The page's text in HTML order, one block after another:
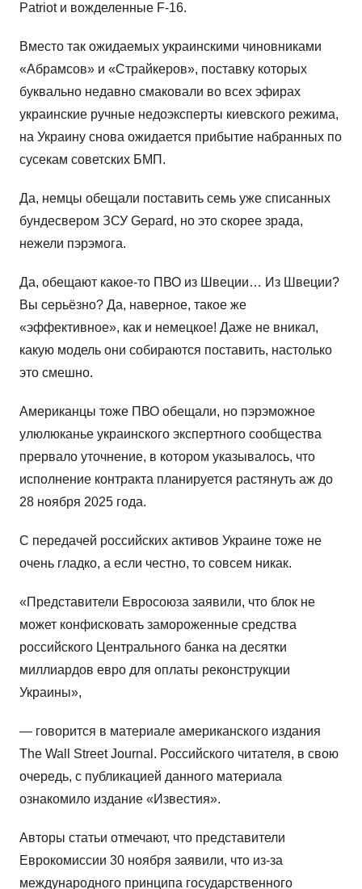
Patriot и вожделенные F-16.
Вместо так ожидаемых украинскими чиновниками
«Абрамсов» и «Страйкеров», поставку которых
буквально недавно смаковали во всех эфирах
украинские ручные недоэксперты киевского режима,
на Украину снова ожидается прибытие набранных по
сусекам советских БМП.
Да, немцы обещали поставить семь уже списанных
бундесвером ЗСУ Gepard, но это скорее зрада,
нежели пэрэмога.
Да, обещают какое-то ПВО из Швеции… Из Швеции?
Вы серьёзно? Да, наверное, такое же
«эффективное», как и немецкое! Даже не вникал,
какую модель они собираются поставить, настолько
это смешно.
Американцы тоже ПВО обещали, но пэрэможное
улюлюканье украинского экспертного сообщества
прервало уточнение, в котором указывалось, что
исполнение контракта планируется растянуть аж до
28 ноября 2025 года.
С передачей российских активов Украине тоже не
очень гладко, а если честно, то совсем никак.
«Представители Евросоюза заявили, что блок не
может конфисковать замороженные средства
российского Центрального банка на десятки
миллиардов евро для оплаты реконструкции
Украины»,
— говорится в материале американского издания
The Wall Street Journal. Российского читателя, в свою
очередь, с публикацией данного материала
ознакомило издание «Известия».
Авторы статьи отмечают, что представители
Еврокомиссии 30 ноября заявили, что из-за
международного принципа государственного